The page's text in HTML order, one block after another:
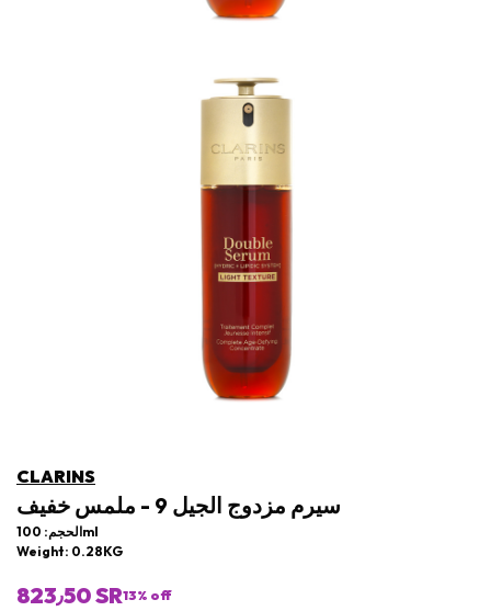
CLARINS
سيرم مزدوج الجيل 9 - ملمس خفيف
الحجم: 100ml
Weight: 0.28KG
823٫50 SR13% off